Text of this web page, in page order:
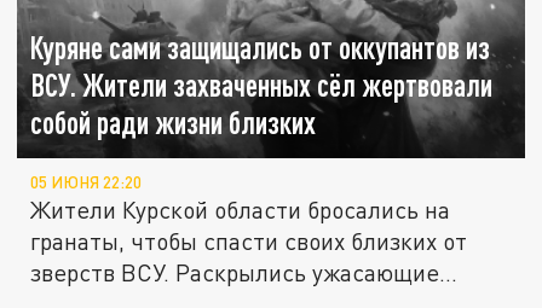
Куряне сами защищались от оккупантов из
ВСУ. Жители захваченных сёл жертвовали
собой ради жизни близких
05 ИЮНЯ 22:20
Жители Курской области бросались на
гранаты, чтобы спасти своих близких от
зверств ВСУ. Раскрылись ужасающие...